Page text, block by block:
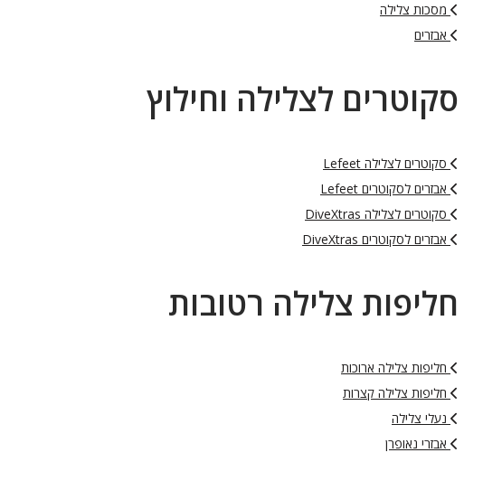
מסכות צלילה
אבזרים
סקוטרים לצלילה וחילוץ
סקוטרים לצלילה Lefeet
אבזרים לסקוטרים Lefeet
סקוטרים לצלילה DiveXtras
אבזרים לסקוטרים DiveXtras
חליפות צלילה רטובות
חליפות צלילה ארוכות
חליפות צלילה קצרות
נעלי צלילה
אבזרי נאופרן